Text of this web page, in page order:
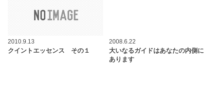
2010.9.13
クイントエッセンス その１
2008.6.22
大いなるガイドはあなたの内側に
あります